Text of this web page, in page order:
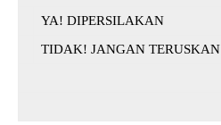
YA! DIPERSILAKAN
TIDAK! JANGAN TERUSKAN